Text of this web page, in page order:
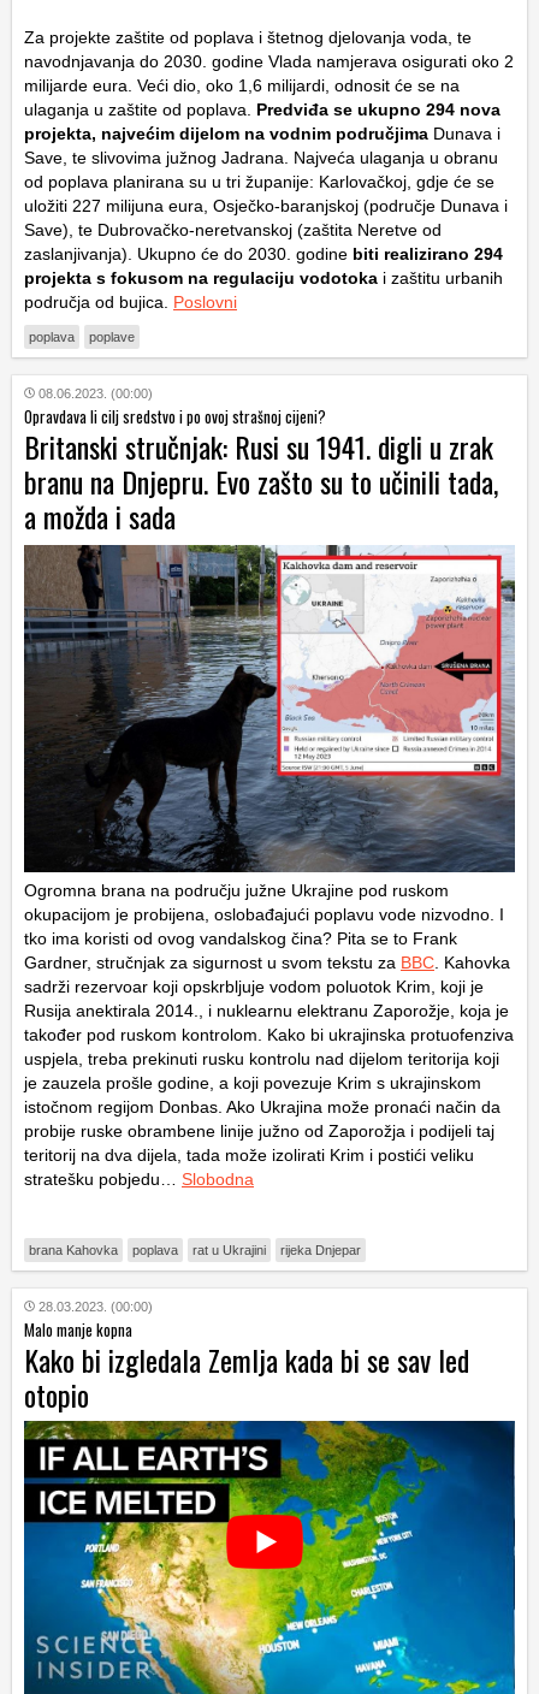
Za projekte zaštite od poplava i štetnog djelovanja voda, te
navodnjavanja do 2030. godine Vlada namjerava osigurati oko 2
milijarde eura. Veći dio, oko 1,6 milijardi, odnosit će se na
ulaganja u zaštite od poplava. Predviđa se ukupno 294 nova
projekta, najvećim dijelom na vodnim područjima Dunava i
Save, te slivovima južnog Jadrana. Najveća ulaganja u obranu
od poplava planirana su u tri županije: Karlovačkoj, gdje će se
uložiti 227 milijuna eura, Osječko-baranjskoj (područje Dunava i
Save), te Dubrovačko-neretvanskoj (zaštita Neretve od
zaslanjivanja). Ukupno će do 2030. godine biti realizirano 294
projekta s fokusom na regulaciju vodotoka i zaštitu urbanih
područja od bujica. Poslovni
poplava poplave
08.06.2023. (00:00)
Opravdava li cilj sredstvo i po ovoj strašnoj cijeni?
Britanski stručnjak: Rusi su 1941. digli u zrak
branu na Dnjepru. Evo zašto su to učinili tada,
a možda i sada
Ogromna brana na području južne Ukrajine pod ruskom
okupacijom je probijena, oslobađajući poplavu vode nizvodno. I
tko ima koristi od ovog vandalskog čina? Pita se to Frank
Gardner, stručnjak za sigurnost u svom tekstu za BBC . Kahovka
sadrži rezervoar koji opskrbljuje vodom poluotok Krim, koji je
Rusija anektirala 2014., i nuklearnu elektranu Zaporožje, koja je
također pod ruskom kontrolom. Kako bi ukrajinska protuofenziva
uspjela, treba prekinuti rusku kontrolu nad dijelom teritorija koji
je zauzela prošle godine, a koji povezuje Krim s ukrajinskom
istočnom regijom Donbas. Ako Ukrajina može pronaći način da
probije ruske obrambene linije južno od Zaporožja i podijeli taj
teritorij na dva dijela, tada može izolirati Krim i postići veliku
stratešku pobjedu… Slobodna
brana Kahovka poplava rat u Ukrajini rijeka Dnjepar
28.03.2023. (00:00)
Malo manje kopna
Kako bi izgledala Zemlja kada bi se sav led
otopio